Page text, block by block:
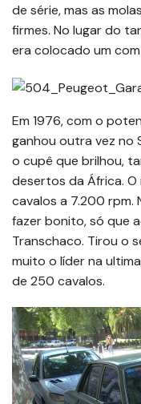
de série, mas as
firmes. No lugar do
era colocado um
Em 1976, com o
ganhou outra vez no
o cupê que brilhou,
desertos da África.
cavalos a 7.200 rpm.
fazer bonito, só que
Transchaco. Tirou o
muito o líder na
de 250 cavalos.